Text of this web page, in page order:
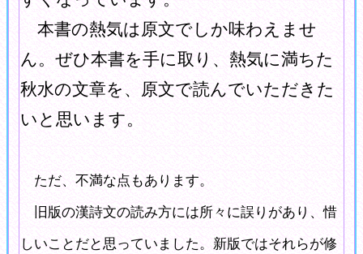
本書の熱気は原文でしか味わえませ
ん。ぜひ本書を手に取り、熱気に満ちた
秋水の文章を、原文で読んでいただきた
いと思います。
ただ、不満な点もあります。
旧版の漢詩文の読み方には所々に誤りがあり、惜
しいことだと思っていました。新版ではそれらが修